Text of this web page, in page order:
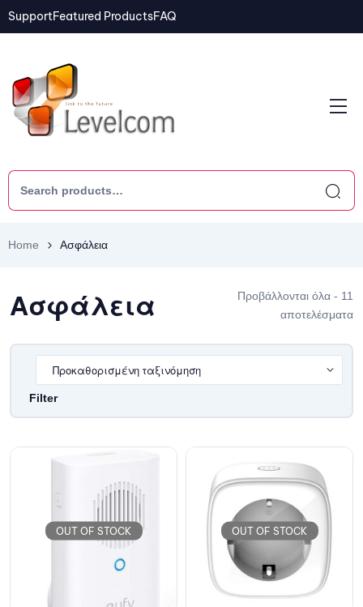
SupportFeatured ProductsFAQ
Home Ασφάλεια
Ασφάλεια
Προβάλλονται όλα - 11
αποτελέσματα
Filter
OUT OF STOCK OUT OF STOCK